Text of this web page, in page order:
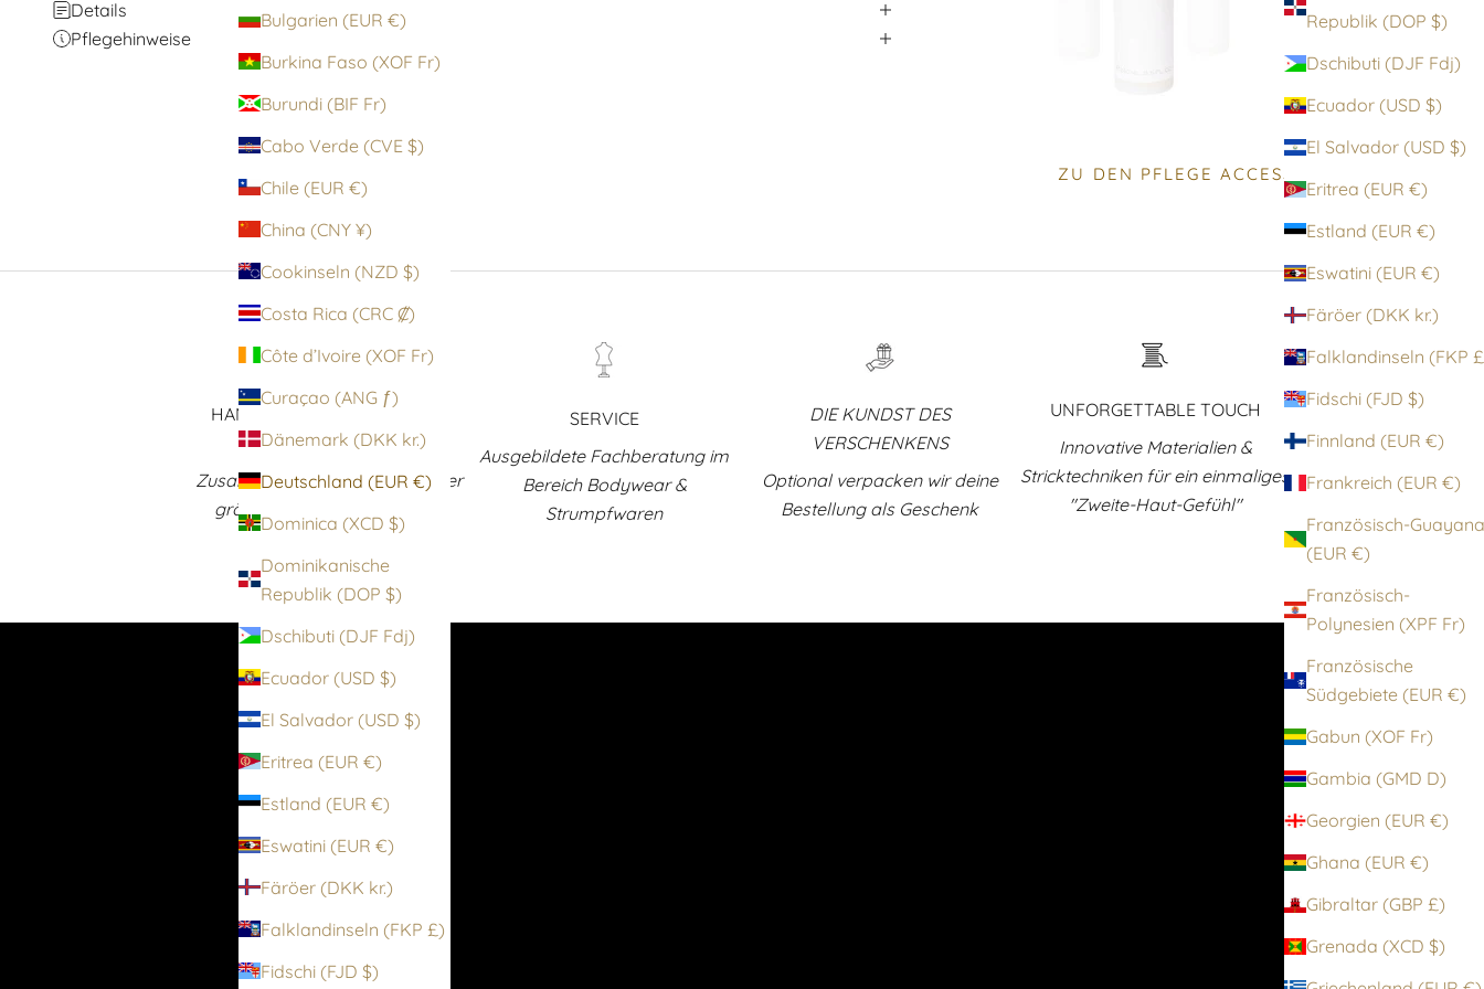
Republik (DOP $)
Dschibuti (DJF Fdj)
Ecuador (USD $)
El Salvador (USD $)
Eritrea (EUR €)
Estland (EUR €)
Eswatini (EUR €)
Färöer (DKK kr.)
Fidschi (FJD $)
Finnland (EUR €)
Frankreich (EUR €)
Französisch-Guayana
(EUR €)
Französisch-
Polynesien (XPF Fr)
Französische
Südgebiete (EUR €)
Gabun (XOF Fr)
Gambia (GMD D)
Georgien (EUR €)
Ghana (EUR €)
Gibraltar (GBP £)
Grenada (XCD $)
Bulgarien (EUR €)
Burkina Faso (XOF Fr)
Burundi (BIF Fr)
Cabo Verde (CVE $)
Chile (EUR €)
China (CNY ¥)
Cookinseln (NZD $)
Costa Rica (CRC ₡)
Côte d’Ivoire (XOF Fr)
Curaçao (ANG ƒ)
Dänemark (DKK kr.)
Deutschland (EUR €)
Dominica (XCD $)
Dominikanische
Republik (DOP $)
Dschibuti (DJF Fdj)
Ecuador (USD $)
El Salvador (USD $)
Eritrea (EUR €)
Estland (EUR €)
Eswatini (EUR €)
Färöer (DKK kr.)
Falklandinseln (FKP £)
Fidschi (FJD $)
ZU DEN PFLEGE ACCESSOIRES
Details
Pflegehinweise
HANDVERLESENE AUSWAHL
In einzigartiger
Zusammenstellung zu einem der
größten Wolford Sortimente
weltweit
SERVICE
Ausgebildete Fachberatung im
Bereich Bodywear &
Strumpfwaren
DIE KUNDST DES
VERSCHENKENS
Optional verpacken wir deine
Bestellung als Geschenk
UNFORGETTABLE TOUCH
Innovative Materialien &
Stricktechniken für ein einmaliges
"Zweite-Haut-Gefühl"